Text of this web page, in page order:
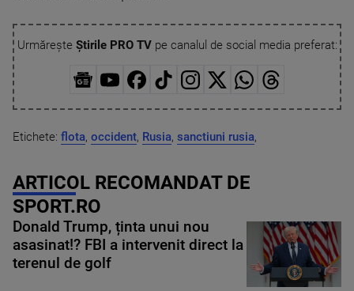
Urmărește Știrile PRO TVpe canalul de social media preferat:
Etichete: flota, occident, Rusia, sanctiuni rusia,
ARTICOL RECOMANDAT DE
SPORT.RO
Donald Trump, ținta unui nou
asasinat!? FBI a intervenit direct la
terenul de golf